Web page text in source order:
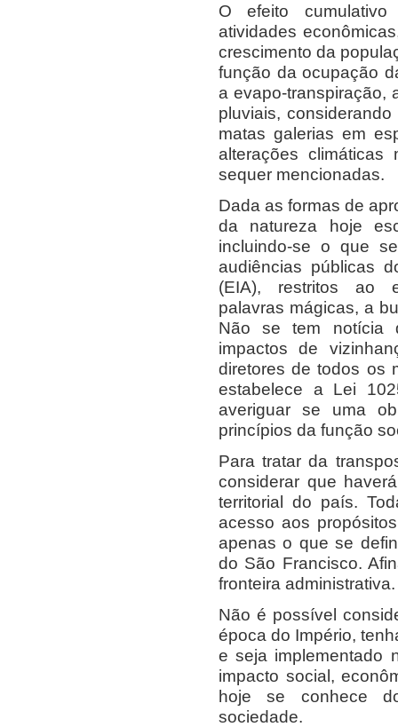
O efeito
atividades
crescimento da
função da ocupação
a evapo-transpiração,
pluviais,
matas galerias em
alterações climáticas
sequer mencionadas.
Dada as formas de
da natureza hoje
incluindo-se o que
audiências públicas
(EIA), restritos ao
palavras mágicas, a
Não se tem notícia
impactos de
diretores de todos os
estabelece a Lei
averiguar se uma
princípios da função
Para tratar da
considerar que
territorial do país.
acesso aos
apenas o que se
do São Francisco.
fronteira administrativa.
Não é possível
época do Império,
e seja implementado
impacto social,
hoje se conhece
sociedade.